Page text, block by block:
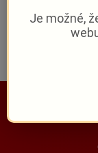
Je možné,